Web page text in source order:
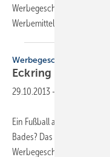
Werbegeschenken bietet
Werbemittelkatalog 2014,
Werbegeschenke
Eckring
29.10.2013 -
Ein Fußball als
Bades? Das wäre wohl
Werbegeschenk wird sich